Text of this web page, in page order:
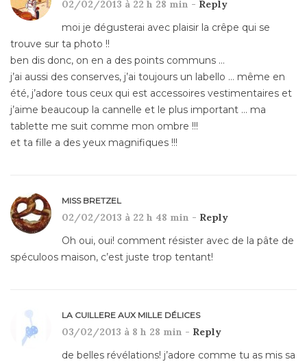
02/02/2013 à 22 h 28 min - Reply
moi je dégusterai avec plaisir la crêpe qui se
trouve sur ta photo !!
ben dis donc, on en a des points communs …
j’ai aussi des conserves, j’ai toujours un labello … même en
été, j’adore tous ceux qui est accessoires vestimentaires et
j’aime beaucoup la cannelle et le plus important … ma
tablette me suit comme mon ombre !!!
et ta fille a des yeux magnifiques !!!
MISS BRETZEL
02/02/2013 à 22 h 48 min - Reply
Oh oui, oui! comment résister avec de la pâte de
spéculoos maison, c’est juste trop tentant!
LA CUILLERE AUX MILLE DÉLICES
03/02/2013 à 8 h 28 min - Reply
de belles révélations! j’adore comme tu as mis sa